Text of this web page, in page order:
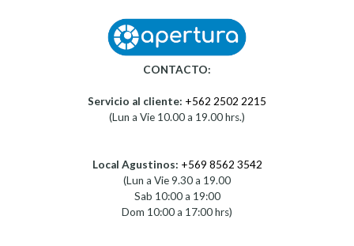
CONTACTO:
Servicio al cliente: +562 2502 2215
(Lun a Vie 10.00 a 19.00 hrs.)
Local Agustinos: +569 8562 3542
(Lun a Vie 9.30 a 19.00
Sab 10:00 a 19:00
Dom 10:00 a 17:00 hrs)